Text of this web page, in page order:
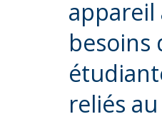
appareil
besoins
reliés